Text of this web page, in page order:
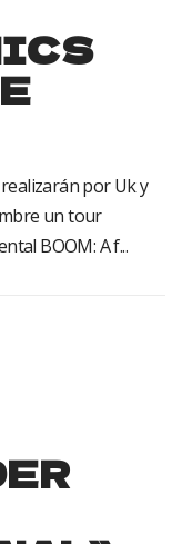
por Uk y
un tour
BOOM: A f...